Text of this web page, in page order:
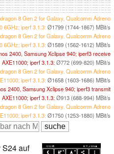
8 Gen 2 for Galaxy, Qualcomm Adreno
6GHz; iperf 3.1.3:Ø1799 (1744-1867) MBit/s
8 Gen 2 for Galaxy, Qualcomm Adreno
6GHz; iperf 3.1.3:Ø1589 (1562-1612) MBit/s
2400, Samsung Xclipse 940; iperf3 receive
AXE11000; iperf 3.1.3:Ø772 (699-820) MBit/s
8 Gen 2 for Galaxy, Qualcomm Adreno
iperf 3.1.3:Ø1658 (1603-1686) MBit/s
2400, Samsung Xclipse 940; iperf3 transmit
AXE11000; iperf 3.1.3:Ø913 (688-994) MBit/s
8 Gen 2 for Galaxy, Qualcomm Adreno
iperf 3.1.3:Ø1750 (1253-1880) MBit/s
S24 auf